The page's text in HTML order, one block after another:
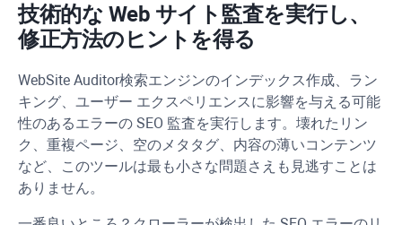
技術的な Web サイト監査を実行し、
修正方法のヒントを得る
WebSite Auditor検索エンジンのインデックス作成、ラン
キング、ユーザー エクスペリエンスに影響を与える可能
性のあるエラーの SEO 監査を実行します。壊れたリン
ク、重複ページ、空のメタタグ、内容の薄いコンテンツ
など、このツールは最も小さな問題さえも見逃すことは
ありません。